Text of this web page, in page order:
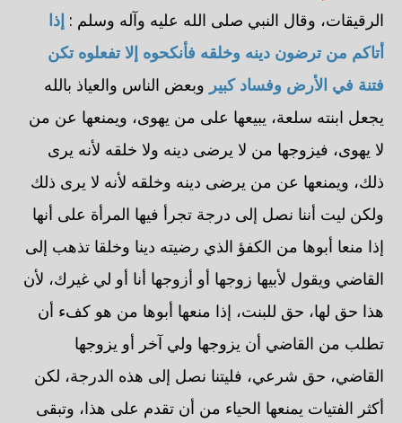
الرقيقات، وقال النبي صلى الله عليه وآله وسلم : إذا
أتاكم من ترضون دينه وخلقه فأنكحوه إلا تفعلوه تكن
فتنة في الأرض وفساد كبير وبعض الناس والعياذ بالله
يجعل ابنته سلعة، يبيعها على من يهوى، ويمنعها عن من
لا يهوى، فيزوجها من لا يرضى دينه ولا خلقه لأنه يرى
ذلك، ويمنعها عن من يرضى دينه وخلقه لأنه لا يرى ذلك
ولكن ليت أننا نصل إلى درجة تجرأ فيها المرأة على أنها
إذا منعا أبوها من الكفؤ الذي رضيته دينا وخلقا تذهب إلى
القاضي ويقول لأبيها زوجها أو أزوجها أنا أو لي غيرك، لأن
هذا حق لها، حق للبنت، إذا منعها أبوها من هو كفء أن
تطلب من القاضي أن يزوجها ولي آخر أو يزوجها
القاضي، حق شرعي، فليتنا نصل إلى هذه الدرجة، لكن
أكثر الفتيات يمنعها الحياء من أن تقدم على هذا، وتبقى